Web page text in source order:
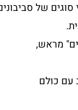
של
עם כולם